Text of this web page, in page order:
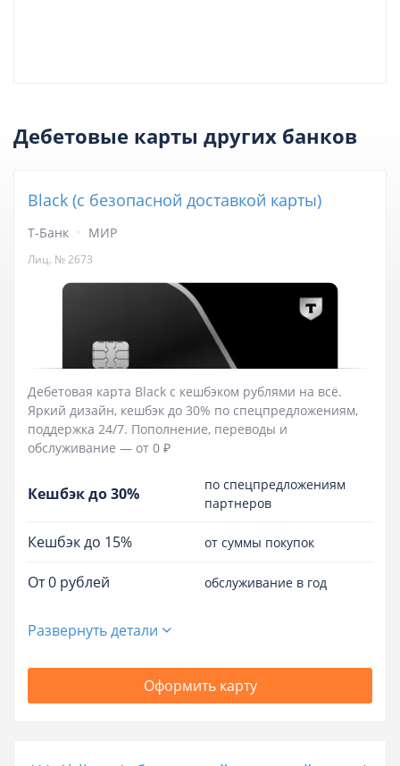
Дебетовые карты других банков
Black (с безопасной доставкой карты)
Т-Банк МИР
Лиц. № 2673
Дебетовая карта Black c кешбэком рублями на всё.
Яркий дизайн, кешбэк до 30% по спецпредложениям,
поддержка 24/7. Пополнение, переводы и
обслуживание — от 0 ₽
Кешбэк до 30%
по спецпредложениям
партнеров
Кешбэк до 15% от суммы покупок
От 0 рублей обслуживание в год
Развернуть детали
Оформить карту